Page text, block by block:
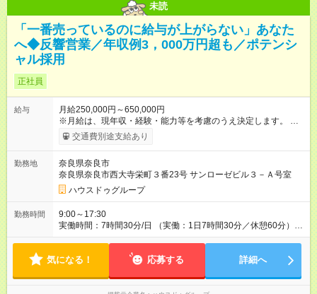
未読
「一番売っているのに給与が上がらない」あなた
へ◆反響営業／年収例3，000万円超も／ポテンシ
ャル採用
正社員
給与
月給250,000円～650,000円
※月給は、現年収・経験・能力等を考慮のうえ決定します。 ※実
力に応じて月給400，000円～830，000円スタートも可能で
す。 ──────────── 業界屈指のインセンティブ
に対して最大17％。成果を出した営業に対して、最大限の還元
をすることをお約束します。 【入社6年目以降の平均年収】
1330万8978円 ※3ヶ月間の試用期間があります。その間の待遇
や雇用形態に差異はありません。 【試用期間】試用期間あり 試
用期間の長さ：3ヶ月 雇用形態、給与は本採用時と同じです。
交通費別途支給あり
勤務地
奈良県奈良市
奈良県奈良市西大寺栄町３番23号 サンローゼビル３－Ａ号室
ハウスドゥグループ
勤務時間
9:00～17:30
実働時間：7時間30分/日 （実働：1日7時間30分／休憩60分）
──────── 効率重視の働き方 ──────── 残業は月平均10～
しています。
気になる！ 応募する 詳細へ